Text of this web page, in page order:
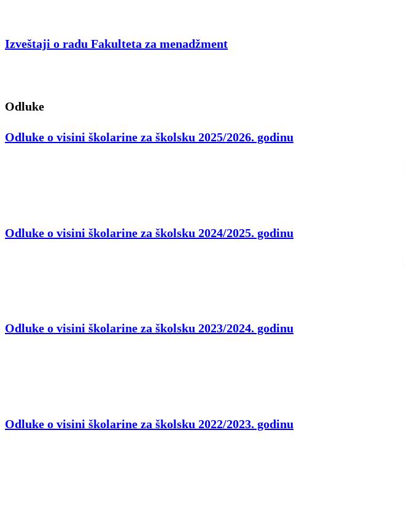
Izveštaji o radu Fakulteta za menadžment
Odluke
Odluke o visini školarine za školsku 2025/2026. godinu
Odluke o visini školarine za školsku 2024/2025. godinu
Odluke o visini školarine za školsku 2023/2024. godinu
Odluke o visini školarine za školsku 2022/2023. godinu